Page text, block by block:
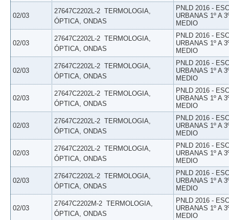
02/03
27647C2202L-2  TERMOLOGIA,
ÓPTICA, ONDAS
PNLD 2016 -
URBANAS 1º A
MEDIO
02/03
27647C2202L-2  TERMOLOGIA,
ÓPTICA, ONDAS
PNLD 2016 -
URBANAS 1º A
MEDIO
02/03
27647C2202L-2  TERMOLOGIA,
ÓPTICA, ONDAS
PNLD 2016 -
URBANAS 1º A
MEDIO
02/03
27647C2202L-2  TERMOLOGIA,
ÓPTICA, ONDAS
PNLD 2016 -
URBANAS 1º A
MEDIO
02/03
27647C2202L-2  TERMOLOGIA,
ÓPTICA, ONDAS
PNLD 2016 -
URBANAS 1º A
MEDIO
02/03
27647C2202L-2  TERMOLOGIA,
ÓPTICA, ONDAS
PNLD 2016 -
URBANAS 1º A
MEDIO
02/03
27647C2202L-2  TERMOLOGIA,
ÓPTICA, ONDAS
PNLD 2016 -
URBANAS 1º A
MEDIO
02/03
27647C2202M-2  TERMOLOGIA,
ÓPTICA, ONDAS
PNLD 2016 -
URBANAS 1º A
MEDIO